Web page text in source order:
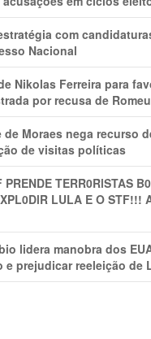
com
Nacional
Nikolas Ferreira para
por recusa de
de Moraes nega recurso
de visitas políticas
PRENDE TERR0RlSTAS
LULA E O STF!!!
lidera manobra dos
e prejudicar reeleição de